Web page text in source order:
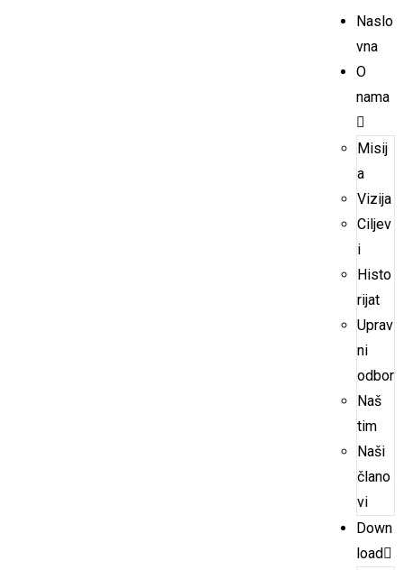
Naslo
vna
O
nama
Misij
a
Vizija
Ciljev
i
Histo
rijat
Uprav
ni
odbor
Naš
tim
Naši
člano
vi
Down
load